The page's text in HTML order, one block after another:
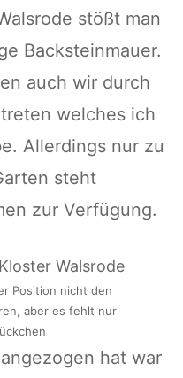
stößt man
Backsteinmauer.
auch wir durch
welches ich
Allerdings nur zu
steht
zur Verfügung.
Position nicht den
aber es fehlt nur
hat war